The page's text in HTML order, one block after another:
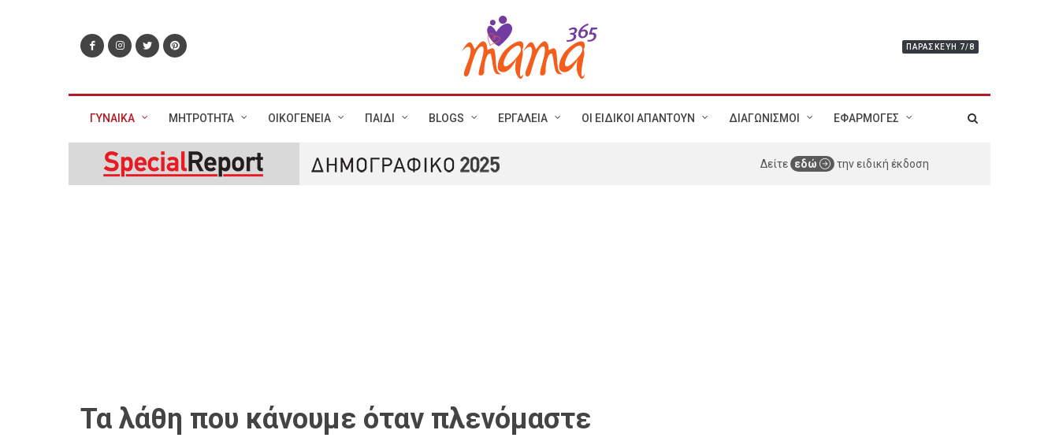
ΠΑΡΑΣΚΕΥΉ 7/8
ΓΥΝΑΙΚΑ ΜΗΤΡΟΤΗΤΑ ΟΙΚΟΓΕΝΕΙΑ ΠΑΙΔΙ BLOGS ΕΡΓΑΛΕΙΑ ΟΙ ΕΙΔΙΚΟΙ ΑΠΑΝΤΟΥΝ ΔΙΑΓΩΝΙΣΜΟΙ ΕΦΑΡΜΟΓΕΣ
Δείτε εδώ την ειδική έκδοση
Τα λάθη που κάνουμε όταν πλενόμαστε